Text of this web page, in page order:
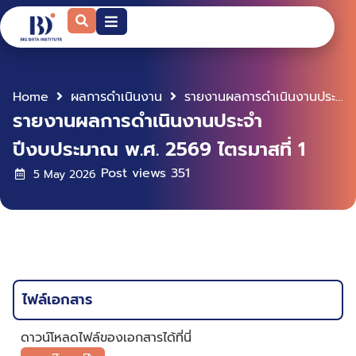
Home ผลการดำเนินงาน รายงานผลการดำเนินงานประจำปีงบประมาณ พ.ศ. 2569 ไตรมาสที่ 1
รายงานผลการดำเนินงานประจำ
ปีงบประมาณ พ.ศ. 2569 ไตรมาสที่ 1
5 May 2026 Post views 351
ไฟล์เอกสาร
ดาวน์โหลดไฟล์ของเอกสารได้ที่นี่